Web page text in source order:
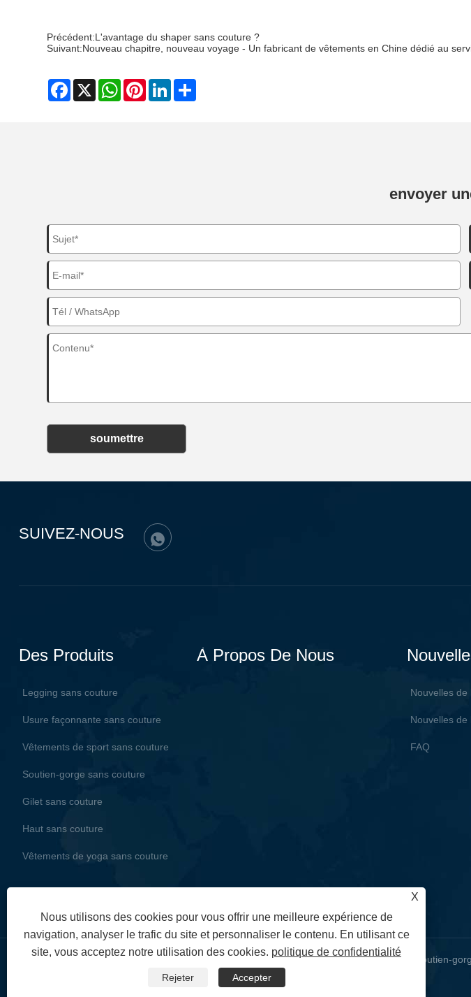
Précédent:L'avantage du shaper sans couture ?
Suivant:Nouveau chapitre, nouveau voyage - Un fabricant de vêtements en Chine dédié au
Facebook
X WhatsAppPinterestLinkedIn
envoyer
soumettre
SUIVEZ-NOUS
Des Produits
Legging sans couture
Usure façonnante sans couture
Vêtements de sport sans couture
Soutien-gorge sans couture
Gilet sans couture
Haut sans couture
Vêtements de yoga sans couture
À Propos De Nous
Nouvelles de
Nouvelles de
FAQ
Copyright © 2024 ZheJiangZhuoGu Clothing Co., Ltd. - Vêtements de yoga sans couture, soutien-
X
Nous utilisons des cookies pour vous offrir une meilleure expérience de
navigation, analyser le trafic du site et personnaliser le contenu. En utilisant ce
site, vous acceptez notre utilisation des cookies. politique de confidentialité
Rejeter Accepter